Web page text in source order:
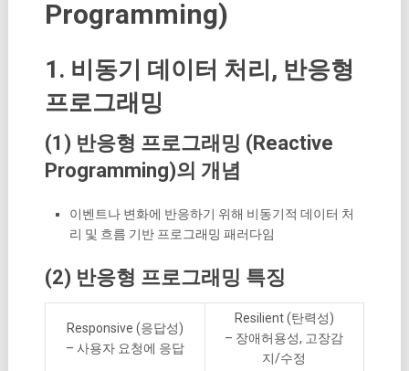
Programming)
1. 비동기 데이터 처리, 반응형
프로그래밍
(1) 반응형 프로그래밍 (Reactive
Programming)의 개념
이벤트나 변화에 반응하기 위해 비동기적 데이터 처
리 및 흐름 기반 프로그래밍 패러다임
(2) 반응형 프로그래밍 특징
Responsive (응답성)
– 사용자 요청에 응답
Resilient (탄력성)
– 장애허용성, 고장감
지/수정